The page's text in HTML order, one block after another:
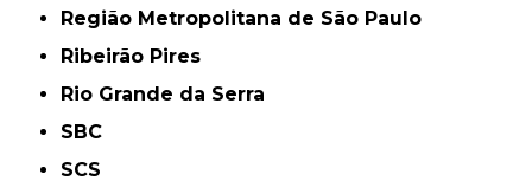
Região Metropolitana de São Paulo
Ribeirão Pires
Rio Grande da Serra
SBC
SCS